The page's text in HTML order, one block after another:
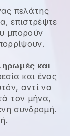
πελάτης
επιστρέψτε
μπορούν
και
και ένας
αντί να
τον μήνα,
συνδρομή.